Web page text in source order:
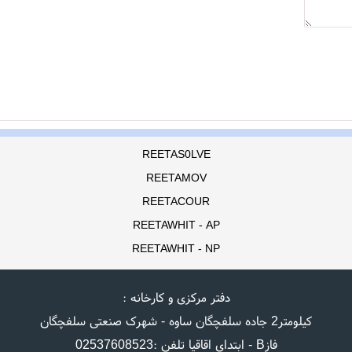
REETAS0LVE
REETAMOV
REETACOUR
REETAWHIT - AP
REETAWHIT - NP
دفتر مرکزی و کارخانه :
کیلومتر2 جاده سلفچگان ساوه - شهرک صنعتی سلفچگان
فازB - ابتدای اقاقیا تلفن :02537608523